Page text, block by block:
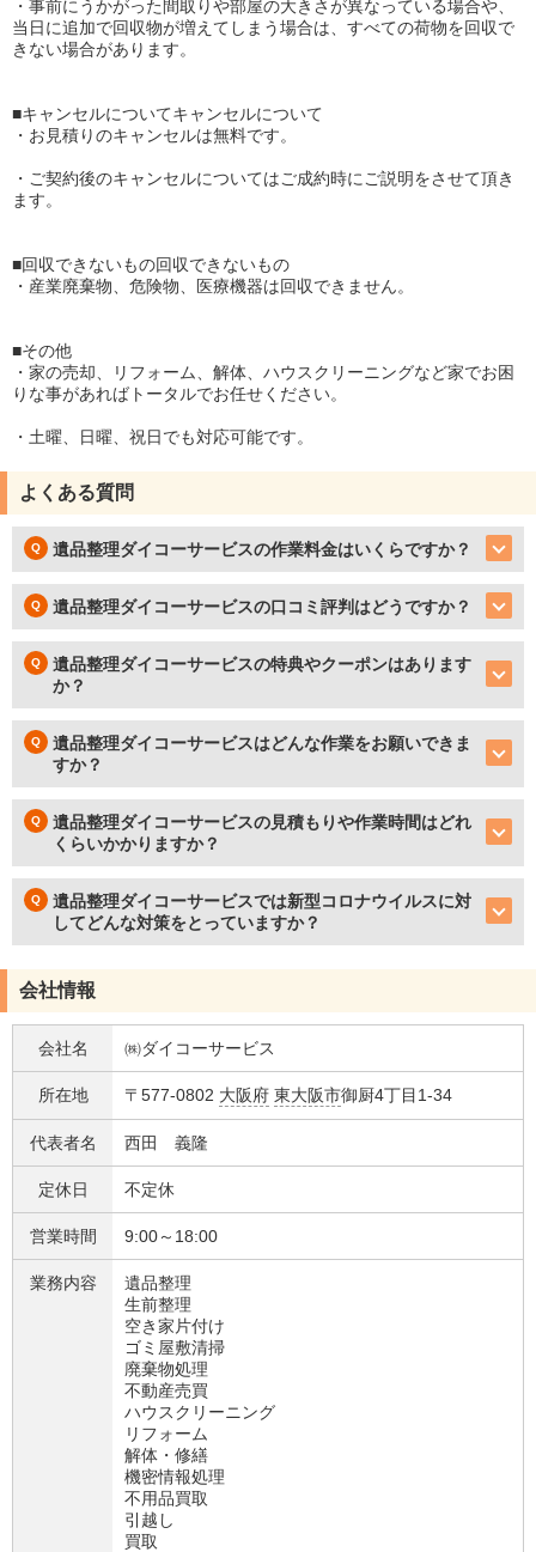
・事前にうかがった間取りや部屋の大きさが異なっている場合や、
当日に追加で回収物が増えてしまう場合は、すべての荷物を回収で
きない場合があります。
■キャンセルについてキャンセルについて
・お見積りのキャンセルは無料です。
・ご契約後のキャンセルについてはご成約時にご説明をさせて頂き
ます。
■回収できないもの回収できないもの
・産業廃棄物、危険物、医療機器は回収できません。
■その他
・家の売却、リフォーム、解体、ハウスクリーニングなど家でお困
りな事があればトータルでお任せください。
・土曜、日曜、祝日でも対応可能です。
よくある質問
遺品整理ダイコーサービスの作業料金はいくらですか？
遺品整理ダイコーサービスの口コミ評判はどうですか？
遺品整理ダイコーサービスの特典やクーポンはあります
か？
遺品整理ダイコーサービスはどんな作業をお願いできま
すか？
遺品整理ダイコーサービスの見積もりや作業時間はどれ
くらいかかりますか？
遺品整理ダイコーサービスでは新型コロナウイルスに対
してどんな対策をとっていますか？
会社情報
会社名 ㈱ダイコーサービス
所在地 〒577-0802 大阪府 東大阪市御厨4丁目1-34
代表者名 西田 義隆
定休日 不定休
営業時間 9:00～18:00
業務内容
遺品整理
生前整理
空き家片付け
ゴミ屋敷清掃
廃棄物処理
不動産売買
ハウスクリーニング
リフォーム
解体・修繕
機密情報処理
不用品買取
引越し
買取